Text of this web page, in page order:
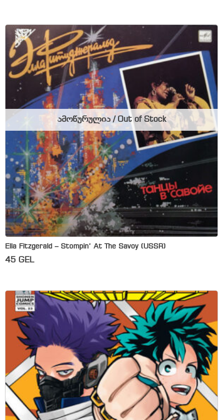
Ella Fitzgerald – Stompin’ At The Savoy (USSR)
45 GEL
ამოწურულია / Out of Stock